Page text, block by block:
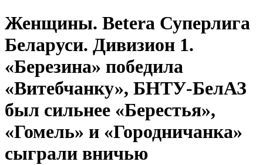
Женщины. Betera Суперлига
Беларуси. Дивизион 1.
«Березина» победила
«Витебчанку», БНТУ-БелАЗ
был сильнее «Берестья»,
«Гомель» и «Городничанка»
сыграли вничью